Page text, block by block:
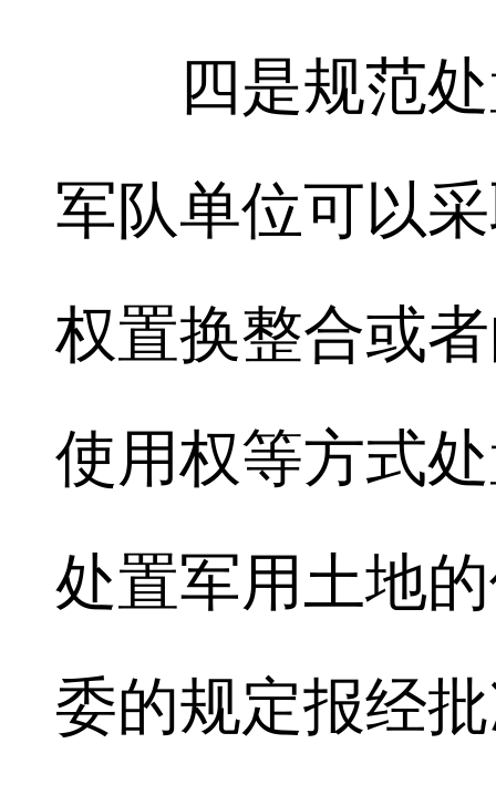
四是规范处
军队单位可以
权置换整合或
使用权等方式
处置军用土地
委的规定报经